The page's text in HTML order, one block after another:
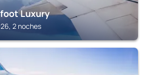
Luxury
2 noches